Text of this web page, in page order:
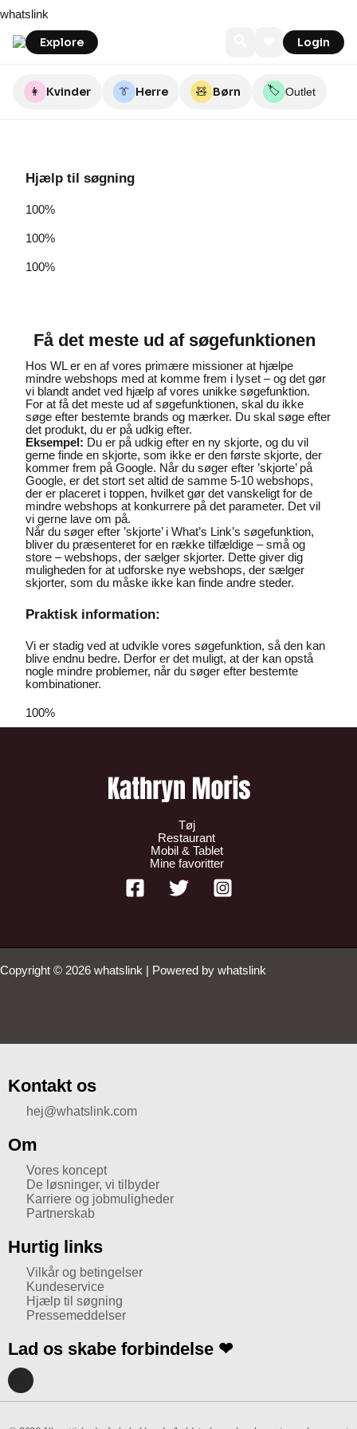
to
content
whatslink
Explore Login
👩 Kvinder 👔 Herre 🧸 Børn 🏷️ Outlet
Hjælp til søgning
100%
100%
100%
Få det meste ud af søgefunktionen
Hos WL er en af vores primære missioner at hjælpe
mindre webshops med at komme frem i lyset – og det gør
vi blandt andet ved hjælp af vores unikke søgefunktion.
For at få det meste ud af søgefunktionen, skal du ikke
søge efter bestemte brands og mærker. Du skal søge efter
det produkt, du er på udkig efter.
Eksempel: Du er på udkig efter en ny skjorte, og du vil
gerne finde en skjorte, som ikke er den første skjorte, der
kommer frem på Google. Når du søger efter ’skjorte’ på
Google, er det stort set altid de samme 5-10 webshops,
der er placeret i toppen, hvilket gør det vanskeligt for de
mindre webshops at konkurrere på det parameter. Det vil
vi gerne lave om på.
Når du søger efter ’skjorte’ i What’s Link’s søgefunktion,
bliver du præsenteret for en række tilfældige – små og
store – webshops, der sælger skjorter. Dette giver dig
muligheden for at udforske nye webshops, der sælger
skjorter, som du måske ikke kan finde andre steder.
Praktisk information:
Vi er stadig ved at udvikle vores søgefunktion, så den kan
blive endnu bedre. Derfor er det muligt, at der kan opstå
nogle mindre problemer, når du søger efter bestemte
kombinationer.
100%
Tøj
Restaurant
Mobil & Tablet
Mine favoritter
Copyright © 2026 whatslink | Powered by whatslink
Kontakt os
hej@whatslink.com
Om
Vores koncept
De løsninger, vi tilbyder
Karriere og jobmuligheder
Partnerskab
Hurtig links
Vilkår og betingelser
Kundeservice
Hjælp til søgning
Pressemeddelser
Lad os skabe forbindelse ❤
I
s